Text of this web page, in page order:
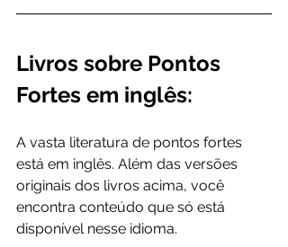
Livros sobre Pontos
Fortes em inglês:
A vasta literatura de pontos fortes
está em inglês. Além das versões
originais dos livros acima, você
encontra conteúdo que só está
disponível nesse idioma.